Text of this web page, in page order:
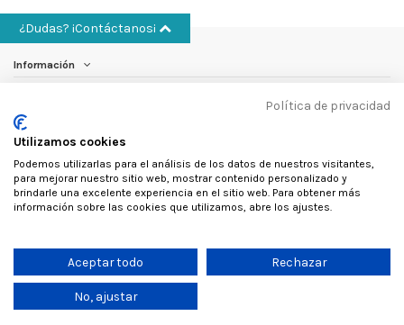
¿Dudas? ¡Contáctanos¡
Información
Otros
Contáctanos
Política de privacidad
Utilizamos cookies
Podemos utilizarlas para el análisis de los datos de nuestros visitantes,
para mejorar nuestro sitio web, mostrar contenido personalizado y
brindarle una excelente experiencia en el sitio web. Para obtener más
información sobre las cookies que utilizamos, abre los ajustes.
Aceptar todo Rechazar
No, ajustar